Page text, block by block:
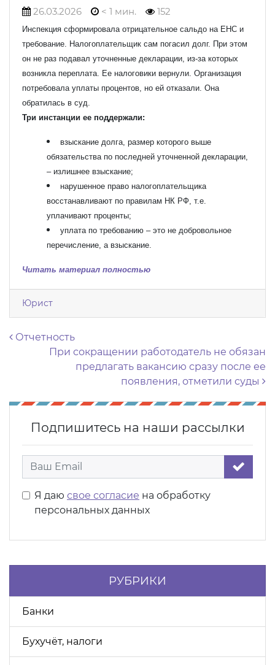
26.03.2026 < 1 мин. 152
Инспекция сформировала отрицательное сальдо на ЕНС и
требование. Налогоплательщик сам погасил долг. При этом
он не раз подавал уточненные декларации, из-за которых
возникла переплата. Ее налоговики вернули. Организация
потребовала уплаты процентов, но ей отказали. Она
обратилась в суд.
Три инстанции ее поддержали:
взыскание долга, размер которого выше
обязательства по последней уточненной декларации,
– излишнее взыскание;
нарушенное право налогоплательщика
восстанавливают по правилам НК РФ, т.е.
уплачивают проценты;
уплата по требованию – это не добровольное
перечисление, а взыскание.
Читать материал полностью
Юрист
Навигация по записям
Отчетность
При сокращении работодатель не обязан
предлагать вакансию сразу после ее
появления, отметили суды
Подпишитесь на наши рассылки
Я даю свое согласие на обработку
персональных данных
РУБРИКИ
Банки
Бухучёт, налоги